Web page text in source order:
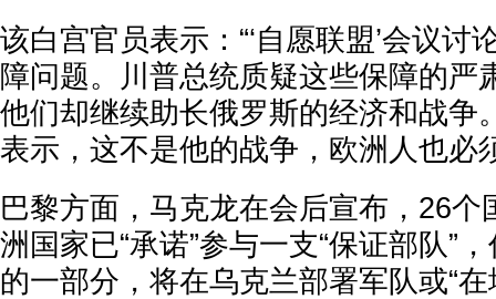
该白宫官员表示：“‘自愿联盟’会议讨
障问题。川普总统质疑这些保障的严
他们却继续助长俄罗斯的经济和战争
表示，这不是他的战争，欧洲人也必
巴黎方面，马克龙在会后宣布，26
洲国家已“承诺”参与一支“保证部队”
的一部分，将在乌克兰部署军队或“